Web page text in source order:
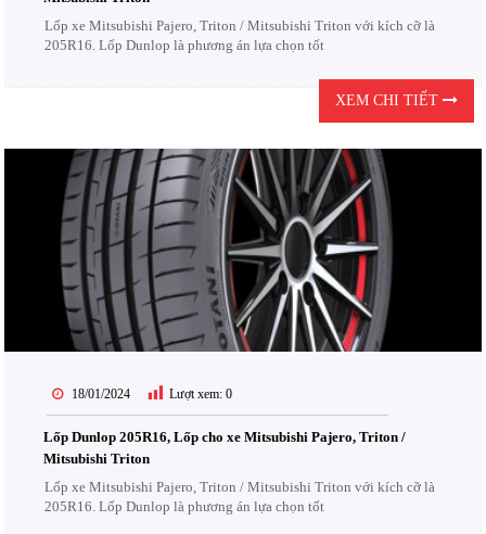
Lốp xe Mitsubishi Pajero, Triton / Mitsubishi Triton với kích cỡ là
205R16. Lốp Dunlop là phương án lựa chọn tốt
XEM CHI TIẾT
18/01/2024 Lượt xem: 0
Lốp Dunlop 205R16, Lốp cho xe Mitsubishi Pajero, Triton /
Mitsubishi Triton
Lốp xe Mitsubishi Pajero, Triton / Mitsubishi Triton với kích cỡ là
205R16. Lốp Dunlop là phương án lựa chọn tốt